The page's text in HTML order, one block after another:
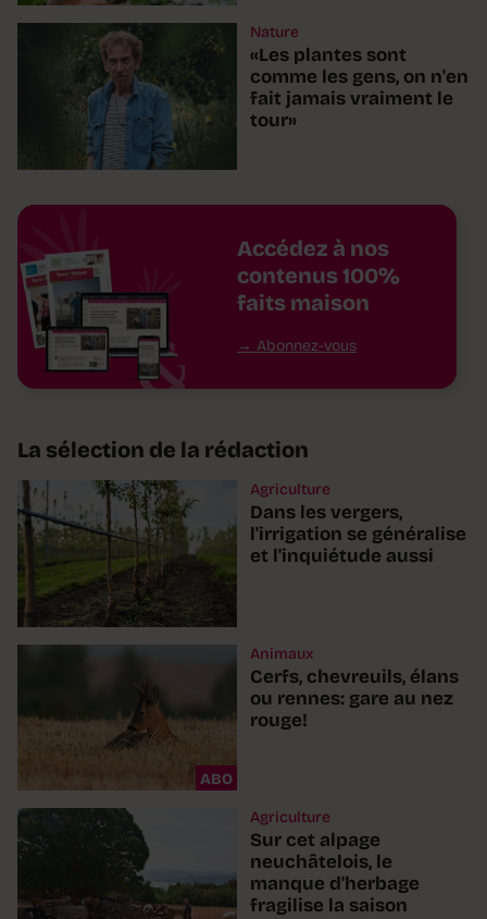
Nature
«Les plantes sont
comme les gens, on n'en
fait jamais vraiment le
tour»
Accédez à nos
contenus 100%
faits maison
Abonnez-vous
La sélection de la rédaction
Agriculture
Dans les vergers,
l'irrigation se généralise
et l'inquiétude aussi
ABO
Animaux
Cerfs, chevreuils, élans
ou rennes: gare au nez
rouge!
Agriculture
Sur cet alpage
neuchâtelois, le
manque d'herbage
fragilise la saison